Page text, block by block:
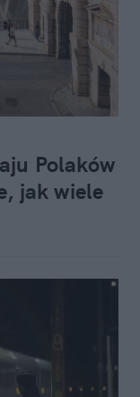
Polaków
jak wiele